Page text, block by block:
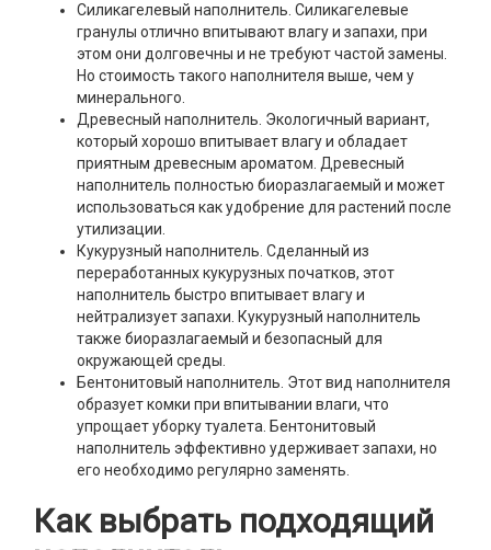
Силикагелевый наполнитель. Силикагелевые
гранулы отлично впитывают влагу и запахи, при
этом они долговечны и не требуют частой замены.
Но стоимость такого наполнителя выше, чем у
минерального.
Древесный наполнитель. Экологичный вариант,
который хорошо впитывает влагу и обладает
приятным древесным ароматом. Древесный
наполнитель полностью биоразлагаемый и может
использоваться как удобрение для растений после
утилизации.
Кукурузный наполнитель. Сделанный из
переработанных кукурузных початков, этот
наполнитель быстро впитывает влагу и
нейтрализует запахи. Кукурузный наполнитель
также биоразлагаемый и безопасный для
окружающей среды.
Бентонитовый наполнитель. Этот вид наполнителя
образует комки при впитывании влаги, что
упрощает уборку туалета. Бентонитовый
наполнитель эффективно удерживает запахи, но
его необходимо регулярно заменять.
Как выбрать подходящий